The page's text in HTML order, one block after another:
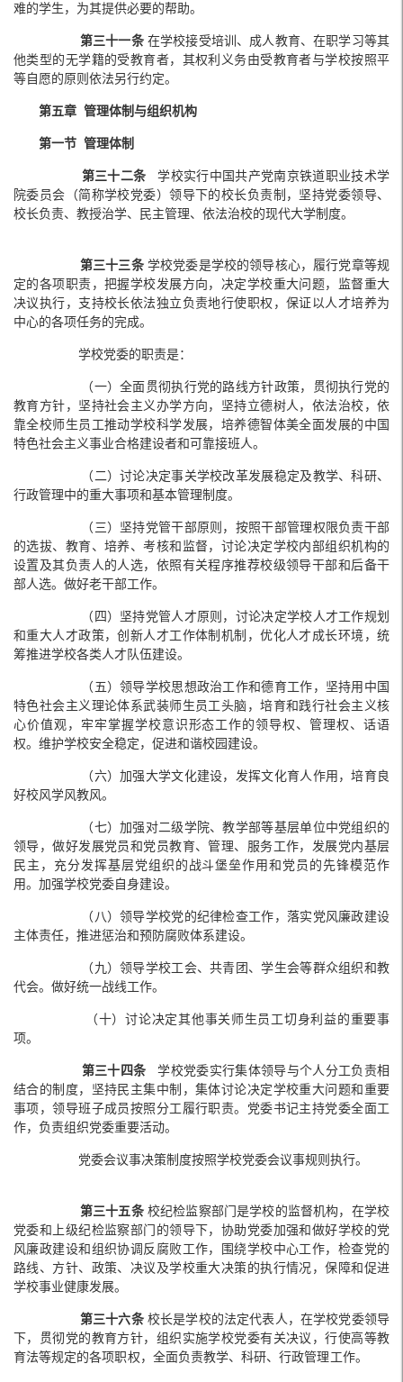
难的学生，为其提供必要的帮助。
第三十一条在学校接受培训、成人教育、在职学习等其
他类型的无学籍的受教育者，其权利义务由受教育者与学校按照平
等自愿的原则依法另行约定。
第五章 管理体制与组织机构
第一节 管理体制
第三十二条 学校实行中国共产党南京铁道职业技术学
院委员会（简称学校党委）领导下的校长负责制，坚持党委领导、
校长负责、教授治学、民主管理、依法治校的现代大学制度。
第三十三条 学校党委是学校的领导核心，履行党章等规
定的各项职责，把握学校发展方向，决定学校重大问题，监督重大
决议执行，支持校长依法独立负责地行使职权，保证以人才培养为
中心的各项任务的完成。
学校党委的职责是：
（一）全面贯彻执行党的路线方针政策，贯彻执行党的
教育方针，坚持社会主义办学方向，坚持立德树人，依法治校，依
靠全校师生员工推动学校科学发展，培养德智体美全面发展的中国
特色社会主义事业合格建设者和可靠接班人。
（二）讨论决定事关学校改革发展稳定及教学、科研、
行政管理中的重大事项和基本管理制度。
（三）坚持党管干部原则，按照干部管理权限负责干部
的选拔、教育、培养、考核和监督，讨论决定学校内部组织机构的
设置及其负责人的人选，依照有关程序推荐校级领导干部和后备干
部人选。做好老干部工作。
（四）坚持党管人才原则，讨论决定学校人才工作规划
和重大人才政策，创新人才工作体制机制，优化人才成长环境，统
筹推进学校各类人才队伍建设。
（五）领导学校思想政治工作和德育工作，坚持用中国
特色社会主义理论体系武装师生员工头脑，培育和践行社会主义核
心价值观，牢牢掌握学校意识形态工作的领导权、管理权、话语
权。维护学校安全稳定，促进和谐校园建设。
（六）加强大学文化建设，发挥文化育人作用，培育良
好校风学风教风。
（七）加强对二级学院、教学部等基层单位中党组织的
领导，做好发展党员和党员教育、管理、服务工作，发展党内基层
民主，充分发挥基层党组织的战斗堡垒作用和党员的先锋模范作
用。加强学校党委自身建设。
（八）领导学校党的纪律检查工作，落实党风廉政建设
主体责任，推进惩治和预防腐败体系建设。
（九）领导学校工会、共青团、学生会等群众组织和教
代会。做好统一战线工作。
（十）讨论决定其他事关师生员工切身利益的重要事
项。
第三十四条 学校党委实行集体领导与个人分工负责相
结合的制度，坚持民主集中制，集体讨论决定学校重大问题和重要
事项，领导班子成员按照分工履行职责。党委书记主持党委全面工
作，负责组织党委重要活动。
党委会议事决策制度按照学校党委会议事规则执行。
第三十五条 校纪检监察部门是学校的监督机构，在学校
党委和上级纪检监察部门的领导下，协助党委加强和做好学校的党
风廉政建设和组织协调反腐败工作，围绕学校中心工作，检查党的
路线、方针、政策、决议及学校重大决策的执行情况，保障和促进
学校事业健康发展。
第三十六条 校长是学校的法定代表人，在学校党委领导
下，贯彻党的教育方针，组织实施学校党委有关决议，行使高等教
育法等规定的各项职权，全面负责教学、科研、行政管理工作。